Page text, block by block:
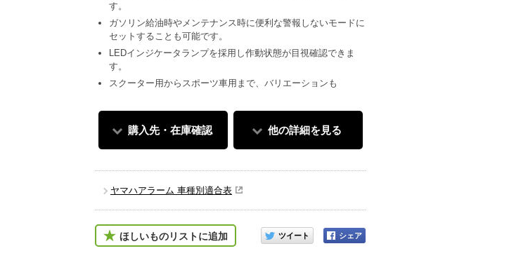
す。
ガソリン給油時やメンテナンス時に便利な警報しないモードに
セットすることも可能です。
LEDインジケータランプを採用し作動状態が目視確認できま
す。
スクーター用からスポーツ車用まで、バリエーションも
購入先・在庫確認 他の詳細を見る
ヤマハアラーム 車種別適合表
ほしいものリストに追加
このアイテムをシェアする